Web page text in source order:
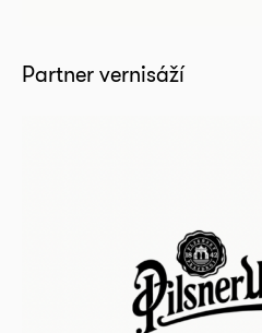
Partner vernisáží